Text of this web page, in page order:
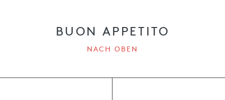
BUON APPETITO
NACH OBEN